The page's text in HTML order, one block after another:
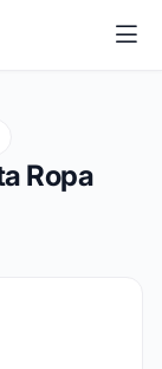
Ropa